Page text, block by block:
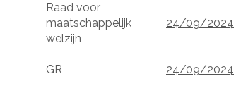
Raad voor
maatschappelijk
welzijn
24/09/2024
GR 24/09/2024